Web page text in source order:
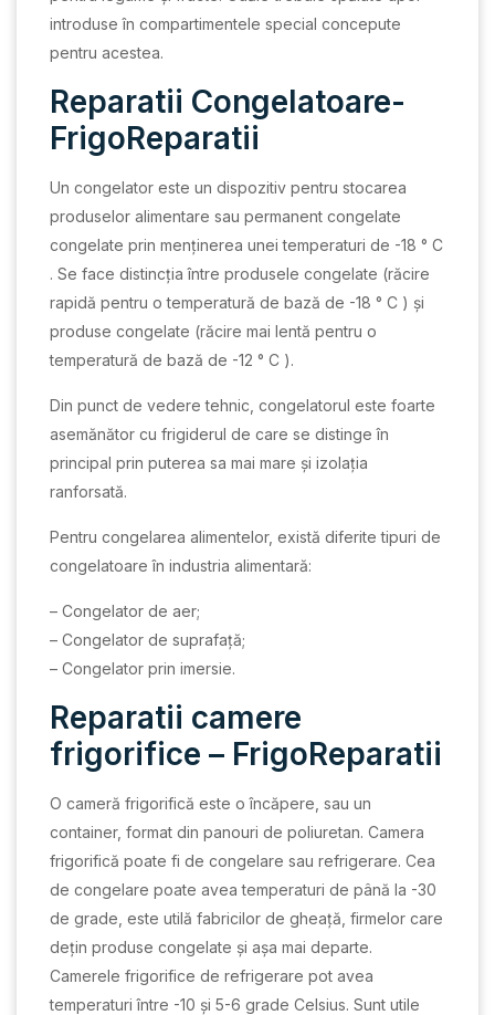
introduse în compartimentele special concepute
pentru acestea.
Reparatii Congelatoare-
FrigoReparatii
Un congelator este un dispozitiv pentru stocarea
produselor alimentare sau permanent congelate
congelate prin menținerea unei temperaturi de -18 ° C
. Se face distincția între produsele congelate (răcire
rapidă pentru o temperatură de bază de -18 ° C ) și
produse congelate (răcire mai lentă pentru o
temperatură de bază de -12 ° C ).
Din punct de vedere tehnic, congelatorul este foarte
asemănător cu frigiderul de care se distinge în
principal prin puterea sa mai mare și izolația
ranforsată.
Pentru congelarea alimentelor, există diferite tipuri de
congelatoare în industria alimentară:
– Congelator de aer;
– Congelator de suprafață;
– Congelator prin imersie.
Reparatii camere
frigorifice – FrigoReparatii
O cameră frigorifică este o încăpere, sau un
container, format din panouri de poliuretan. Camera
frigorifică poate fi de congelare sau refrigerare. Cea
de congelare poate avea temperaturi de până la -30
de grade, este utilă fabricilor de gheață, firmelor care
dețin produse congelate și așa mai departe.
Camerele frigorifice de refrigerare pot avea
temperaturi între -10 și 5-6 grade Celsius. Sunt utile